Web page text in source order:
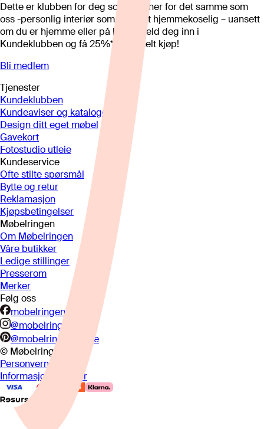
Dette er klubben for deg som brenner for det samme som
oss -personlig interiør som gjør det hjemmekoselig – uansett
om du er hjemme eller på hytta. Meld deg inn i
Kundeklubben og få 25%* på et helt kjøp!
Bli medlem
Tjenester
Kundeklubben
Kundeaviser og kataloger
Design ditt eget møbel
Gavekort
Fotostudio utleie
Kundeservice
Ofte stilte spørsmål
Bytte og retur
Reklamasjon
Kjøpsbetingelser
Møbelringen
Om Møbelringen
Våre butikker
Ledige stillinger
Presserom
Merker
Følg oss
mobelringen.no
@mobelringen
@mobelringennorge
© Møbelringen
Personvern
Informasjonskapsler